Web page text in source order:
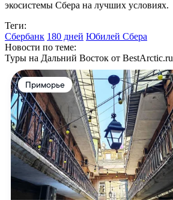
экосистемы Сбера на лучших условиях.
Теги:
Сбербанк 180 дней Юбилей Сбера
Новости по теме:
Туры на Дальний Восток от BestArctic.ru